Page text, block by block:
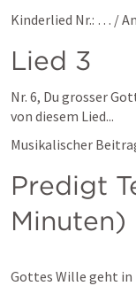
Kinderlied Nr.: … /
Lied 3
Nr. 6, Du grosser
von diesem Lied...
Musikalischer
Predigt
Minuten)
Gottes Wille geht